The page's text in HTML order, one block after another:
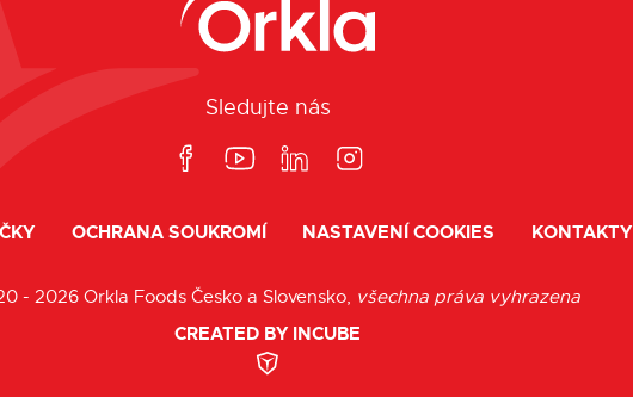
Sledujte nás
OCHRANA SOUKROMÍ NASTAVENÍ COOKIES KONTAKTY
- 2026 Orkla Foods Česko a Slovensko, všechna práva vyhrazena
CREATED BY INCUBE